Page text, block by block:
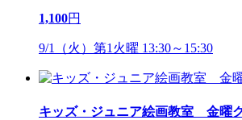
1,100円
9/1（火）第1火曜 13:30～15:30
キッズ・ジュニア絵画教室 金曜